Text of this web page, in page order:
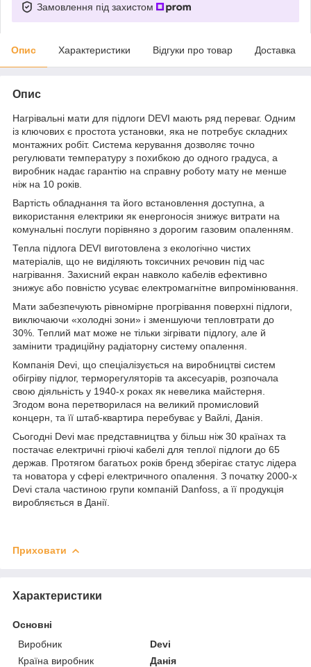
Замовлення під захистом
Опис Характеристики Відгуки про товар Доставка
Опис
Нагрівальні мати для підлоги DEVI мають ряд переваг. Одним
із ключових є простота установки, яка не потребує складних
монтажних робіт. Система керування дозволяє точно
регулювати температуру з похибкою до одного градуса, а
виробник надає гарантію на справну роботу мату не менше
ніж на 10 років.
Вартість обладнання та його встановлення доступна, а
використання електрики як енергоносія знижує витрати на
комунальні послуги порівняно з дорогим газовим опаленням.
Тепла підлога DEVI виготовлена ​​з екологічно чистих
матеріалів, що не виділяють токсичних речовин під час
нагрівання. Захисний екран навколо кабелів ефективно
знижує або повністю усуває електромагнітне випромінювання.
Мати забезпечують рівномірне прогрівання поверхні підлоги,
виключаючи «холодні зони» і зменшуючи тепловтрати до
30%. Теплий мат може не тільки зігрівати підлогу, але й
замінити традиційну радіаторну систему опалення.
Компанія Devi, що спеціалізується на виробництві систем
обігріву підлог, терморегуляторів та аксесуарів, розпочала
свою діяльність у 1940-х роках як невелика майстерня.
Згодом вона перетворилася на великий промисловий
концерн, та її штаб-квартира перебуває у Вайлі, Данія.
Сьогодні Devi має представництва у більш ніж 30 країнах та
постачає електричні гріючі кабелі для теплої підлоги до 65
держав. Протягом багатьох років бренд зберігає статус лідера
та новатора у сфері електричного опалення. З початку 2000-х
Devi стала частиною групи компаній Danfoss, а її продукція
виробляється в Данії.
Приховати
Характеристики
Основні
Виробник
Devi
Країна виробник
Данія